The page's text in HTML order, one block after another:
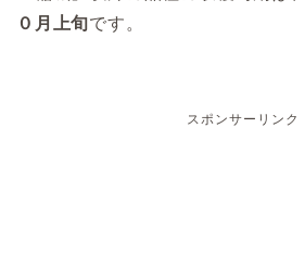
０月上旬です。
スポンサーリンク